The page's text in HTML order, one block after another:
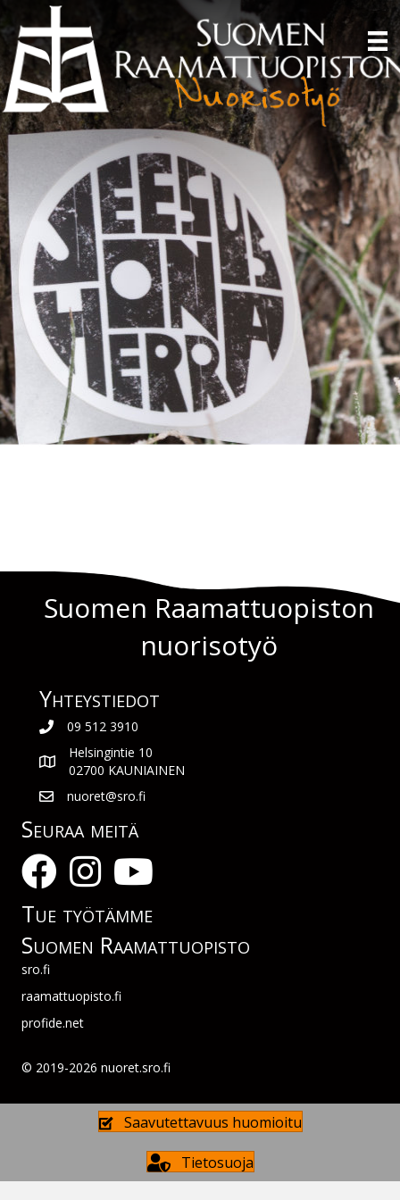
Suomen Raamattuopiston
nuorisotyö
Yhteys­tiedot
09 512 3910
Helsingintie 10
02700 KAUNIAINEN
nuoret@sro.fi
Seuraa meitä
Tue työtämme
Suomen Raamattuopisto
sro.fi
raamattuopisto.fi
profide.net
© 2019-2026 nuoret.sro.fi
Saavutettavuus huomioitu
Tietosuoja